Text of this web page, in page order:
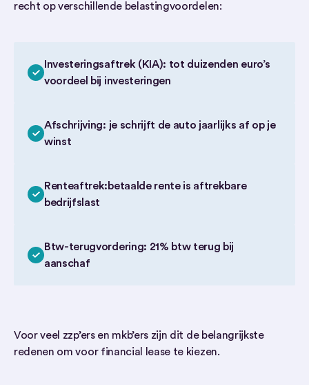
recht op verschillende belastingvoordelen:
Investeringsaftrek (KIA): tot duizenden euro’s
voordeel bij investeringen
Afschrijving: je schrijft de auto jaarlijks af op je
winst
Renteaftrek:betaalde rente is aftrekbare
bedrijfslast
Btw-terugvordering: 21% btw terug bij
aanschaf
Voor veel zzp’ers en mkb’ers zijn dit de belangrijkste
redenen om voor financial lease te kiezen.